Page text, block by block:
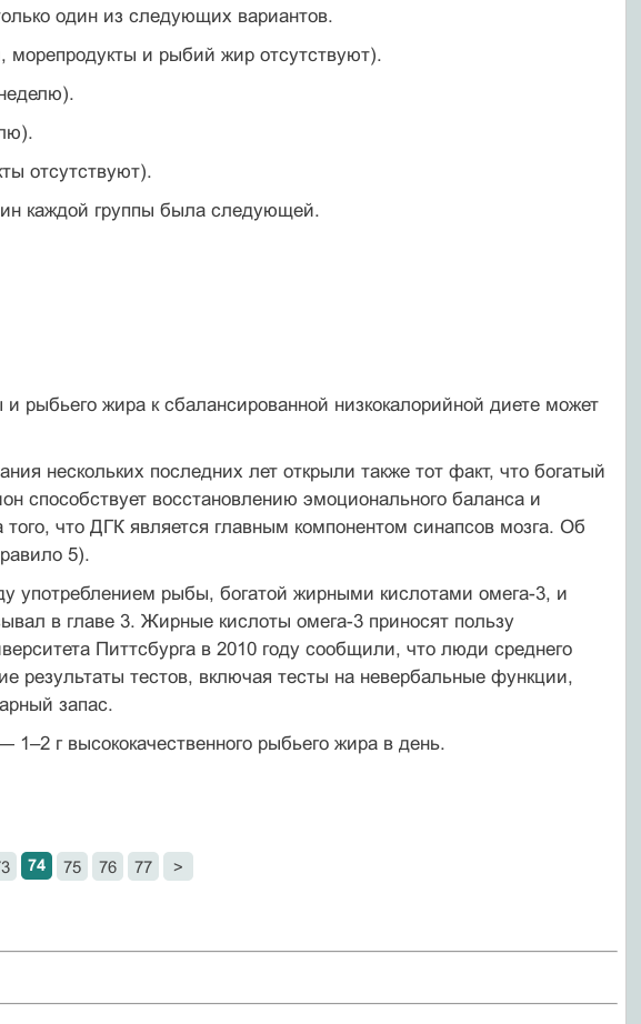
один из следующих вариантов.
морепродукты и рыбий жир отсутствуют).
отсутствуют).
каждой группы была следующей.
жира к сбалансированной низкокалорийной диете может
нескольких последних лет открыли также тот факт, что богатый
восстановлению эмоционального баланса и
что ДГК является главным компонентом синапсов мозга. Об
5).
употреблением рыбы, богатой жирными кислотами омега-3, и
в главе 3. Жирные кислоты омега-3 приносят пользу
Питтсбурга в 2010 году сообщили, что люди среднего
результаты тестов, включая тесты на невербальные функции,
запас.
г высококачественного рыбьего жира в день.
74 75 76 77 >